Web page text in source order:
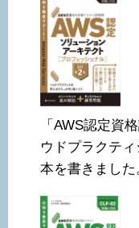
「AWS認定資
ウドプラクテ
本を書きました